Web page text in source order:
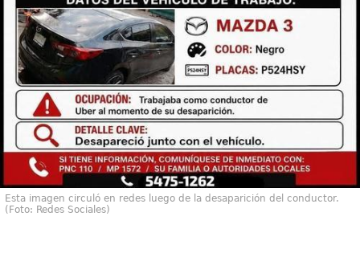
Esta imagen circuló en redes luego de la desaparición del conductor.
(Foto: Redes Sociales)